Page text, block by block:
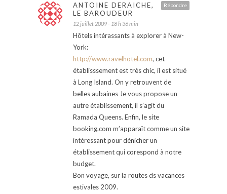
Répondre
ANTOINE DERAICHE,
LE BAROUDEUR
12 juillet 2009 - 18 h 36 min
Hôtels intérassants à explorer à New-
York:
http://www.ravelhotel.com, cet
établisssement est très chic, il est situé
à Long Island. On y retrouvent de
belles aubaines Je vous propose un
autre établissement, il s’agit du
Ramada Queens. Enfin, le site
booking.com m’apparaît comme un site
intéressant pour dénicher un
établissement qui corespond à notre
budget.
Bon voyage, sur la routes ds vacances
estivales 2009.